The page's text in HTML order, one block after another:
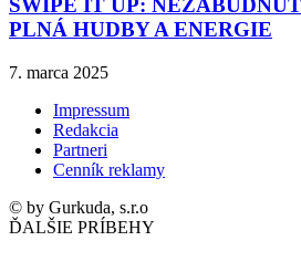
SWIPE IT UP:
PLNÁ HUDBY A ENERGIE
7. marca 2025
Impressum
Redakcia
Partneri
Cenník reklamy
© by Gurkuda, s.r.o
ĎALŠIE PRÍBEHY